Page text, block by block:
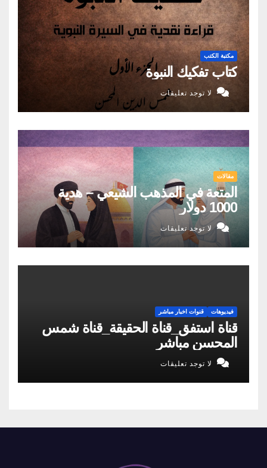
مكتبة الكتب
كتاب تفكيك النبوة
لا توجد تعليقات
مقالات
المتعة في المذهب الشيعي – هدية
1000 دولار
لا توجد تعليقات
فيديوهات قنوات اخبار مباشر
قناة استفق_قناة الحقيقة_قناة شمس
المحسن مباشر
لا توجد تعليقات